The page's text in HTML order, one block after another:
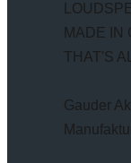
MADE IN
THAT'S
Gauder